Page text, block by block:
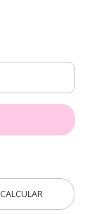
CALCULAR